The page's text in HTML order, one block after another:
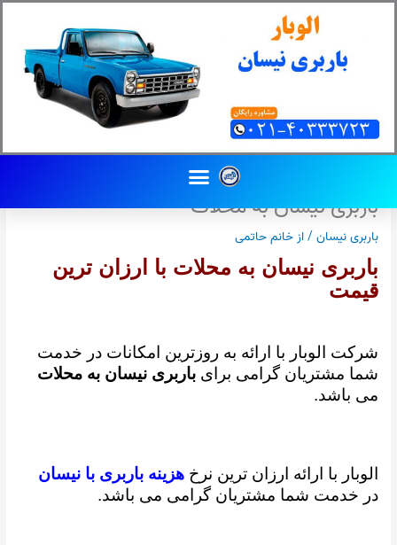
پرش
باربری نیسان به محلات
باربری نیسان/ از خانم حاتمی
باربری نیسان به محلات با ارزان ترین
قیمت
شرکت الوبار با ارائه به روزترین امکانات در خدمت
شما مشتریان گرامی برایباربری نیسان به محلات
می باشد.
الوبار با ارائه ارزان ترین نرخهزینه باربری با نیسان
در خدمت شما مشتریان گرامی می باشد.